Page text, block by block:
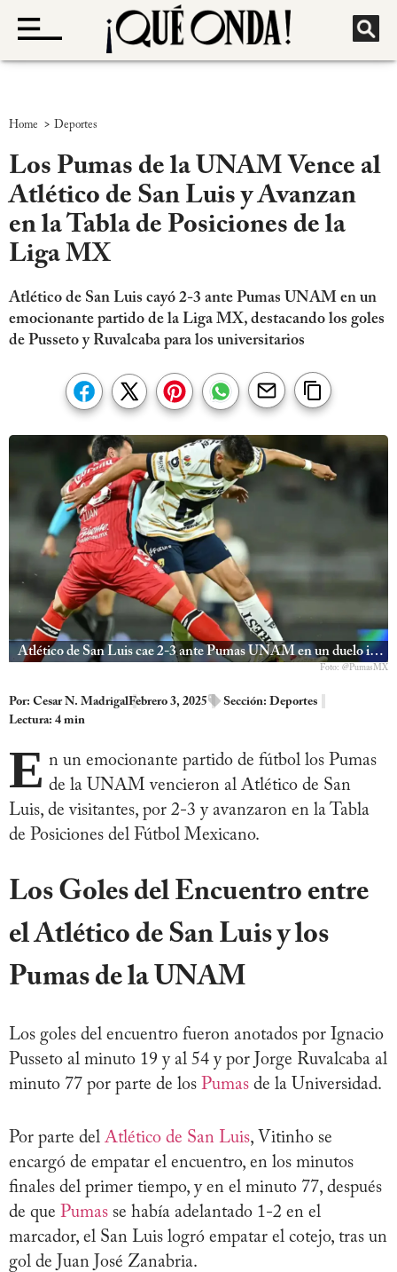
Home > Deportes
Los Pumas de la UNAM Vence al
Atlético de San Luis y Avanzan
en la Tabla de Posiciones de la
Liga MX
Atlético de San Luis cayó 2-3 ante Pumas UNAM en un
emocionante partido de la Liga MX, destacando los goles
de Pusseto y Ruvalcaba para los universitarios
Atlético de San Luis cae 2-3 ante Pumas UNAM en un duelo intenso
Foto: @PumasMX
Por: Cesar N. MadrigalFebrero 3, 2025 Sección: Deportes
Lectura: 4 min
E n un emocionante partido de fútbol los Pumas
de la UNAM vencieron al Atlético de San
Luis, de visitantes, por 2-3 y avanzaron en la Tabla
de Posiciones del Fútbol Mexicano.
Los Goles del Encuentro entre
el Atlético de San Luis y los
Pumas de la UNAM
Los goles del encuentro fueron anotados por Ignacio
Pusseto al minuto 19 y al 54 y por Jorge Ruvalcaba al
minuto 77 por parte de los Pumas de la Universidad.
Por parte del Atlético de San Luis, Vitinho se
encargó de empatar el encuentro, en los minutos
finales del primer tiempo, y en el minuto 77, después
de que Pumas se había adelantado 1-2 en el
marcador, el San Luis logró empatar el cotejo, tras un
gol de Juan José Zanabria.